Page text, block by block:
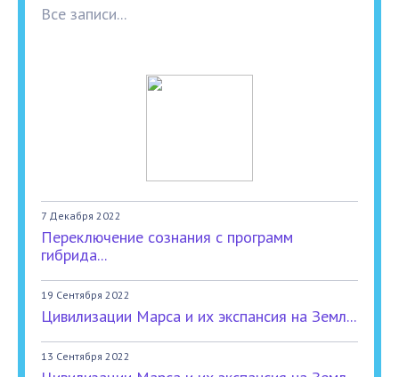
Все записи...
7 Декабря 2022
Переключение сознания с программ
гибрида...
19 Сентября 2022
Цивилизации Марса и их экспансия на Земл...
13 Сентября 2022